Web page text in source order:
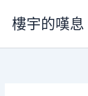
要
樓宇的嘆息